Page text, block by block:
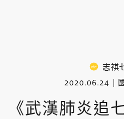
志祺
2020.06.24
《武漢肺炎追